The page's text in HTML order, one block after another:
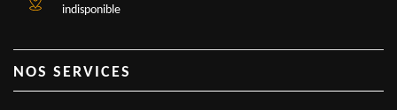
indisponible
NOS SERVICES